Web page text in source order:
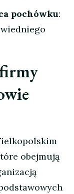
pochówku:
obejmują